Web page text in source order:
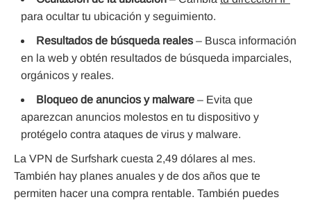
para ocultar tu ubicación y seguimiento.
Resultados de búsqueda reales – Busca información
en la web y obtén resultados de búsqueda imparciales,
orgánicos y reales.
Bloqueo de anuncios y malware – Evita que
aparezcan anuncios molestos en tu dispositivo y
protégelo contra ataques de virus y malware.
La VPN de Surfshark cuesta 2,49 dólares al mes.
También hay planes anuales y de dos años que te
permiten hacer una compra rentable. También puedes